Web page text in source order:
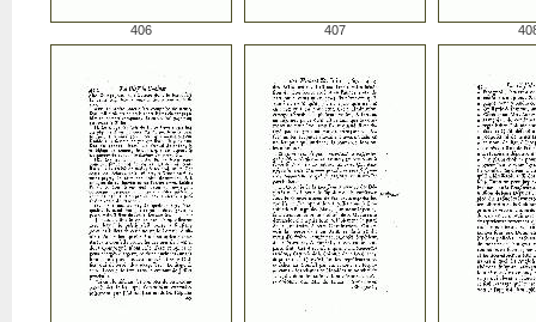
406 407